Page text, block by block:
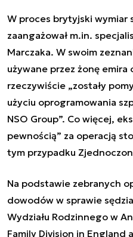
W proces brytyjski wymiar
zaangażował m.in.
Marczaka. W swoim
używane przez żonę
rzeczywiście „zostały
użyciu oprogramowania
NSO Group”. Co więcej,
pewnością” za operacją
tym przypadku
Na podstawie zebranych
dowodów w sprawie
Wydziału Rodzinnego w
Family Division in England